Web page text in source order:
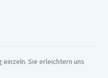
Sie erleichtern uns